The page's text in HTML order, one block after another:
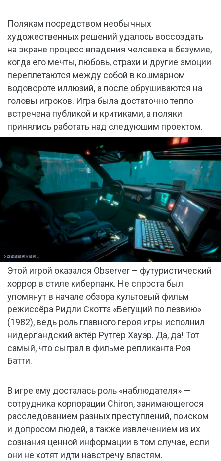
Полякам посредством необычных
художественных решений удалось воссоздать
на экране процесс впадения человека в безумие,
когда его мечты, любовь, страхи и другие эмоции
переплетаются между собой в кошмарном
водовороте иллюзий, а после обрушиваются на
головы игроков. Игра была достаточно тепло
встречена публикой и критиками, а поляки
принялись работать над следующим проектом.
Этой игрой оказался Observer – футуристический
хоррор в стиле киберпанк. Не спроста был
упомянут в начале обзора культовый фильм
режиссёра Ридли Скотта «Бегущий по лезвию»
(1982), ведь роль главного героя игры исполнил
нидерландский актёр Рутгер Хауэр. Да, да! Тот
самый, что сыграл в фильме репликанта Роя
Батти.
В игре ему досталась роль «наблюдателя» —
сотрудника корпорации Chiron, занимающегося
расследованием разных преступлений, поиском
и допросом людей, а также извлечением из их
сознания ценной информации в том случае, если
они не хотят идти навстречу властям.